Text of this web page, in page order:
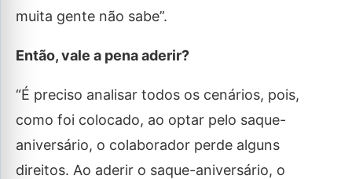
muita gente não sabe”.
Então, vale a pena aderir?
“É preciso analisar todos os cenários, pois,
como foi colocado, ao optar pelo saque-
aniversário, o colaborador perde alguns
direitos. Ao aderir o saque-aniversário, o